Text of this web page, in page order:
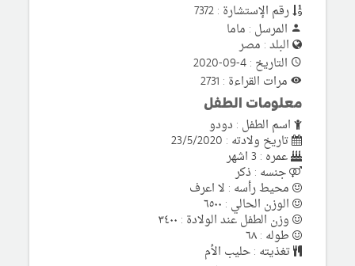
رقم الإستشارة : 7372
المرسل : ماما
البلد : مصر
التاريخ : 4-09-2020
مرات القراءة : 2731
معلومات الطفل
اسم الطفل : دودو
تاريخ ولادته : 23/5/2020
عمره : 3 اشهر
جنسه : ذكر
محيط رأسه : لا اعرف
الوزن الحالي : ٦٥٠٠
وزن الطفل عند الولادة : ٣٤٠٠
طوله : ٦٨
تغذيته : حليب الأم